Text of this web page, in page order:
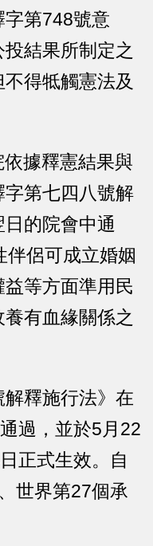
字第748號意
結果所制定之
得牴觸憲法及
據釋憲結果與
第七四八號解
的院會中通
伴侶可成立婚姻
等方面準用民
有血緣關係之
解釋施行法》在
過，並於5月22
正式生效。自
世界第27個承